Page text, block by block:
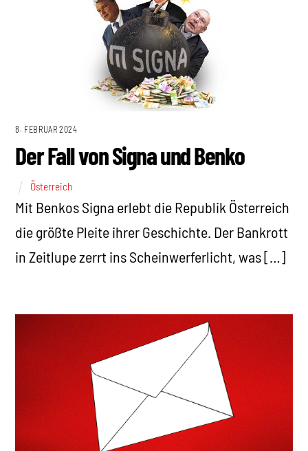
8. FEBRUAR 2024
Der Fall von Signa und Benko
Österreich
Mit Benkos Signa erlebt die Republik Österreich
die größte Pleite ihrer Geschichte. Der Bankrott
in Zeitlupe zerrt ins Scheinwerferlicht, was […]